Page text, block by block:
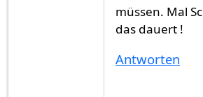
müssen. Mal
das dauert !
Antworten